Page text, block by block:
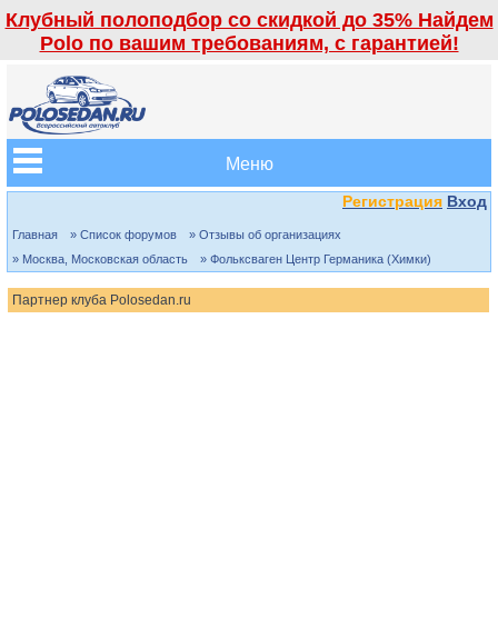
Клубный полоподбор со скидкой до 35% Найдем
Polo по вашим требованиям, с гарантией!
Меню
Регистрация Вход
Главная » Список форумов
» Отзывы об организациях
» Москва, Московская область
» Фольксваген Центр Германика (Химки)
Партнер клуба Polosedan.ru